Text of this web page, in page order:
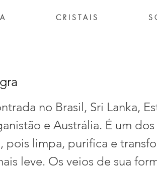
C R I S T A I S S
no Brasil, Sri Lanka,
e Austrália. É um
pois limpa, purifica e
leve. Os veios de sua